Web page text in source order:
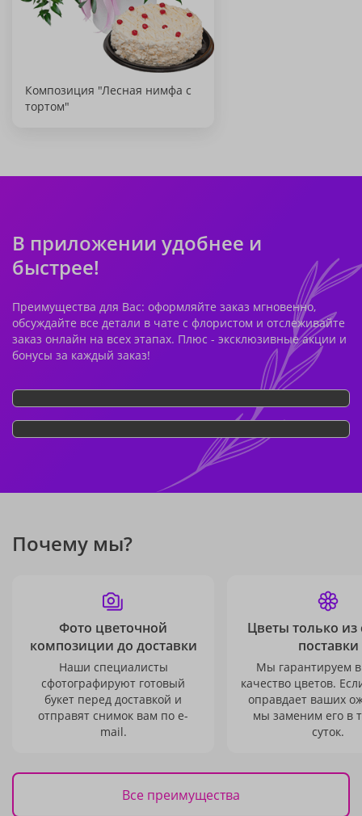
Композиция "Лесная нимфа с
тортом"
В приложении удобнее и
быстрее!
Преимущества для Вас: оформляйте заказ мгновенно,
обсуждайте все детали в чате с флористом и отслеживайте
заказ онлайн на всех этапах. Плюс - эксклюзивные акции и
бонусы за каждый заказ!
Почему мы?
Фото цветочной
композиции до доставки
Наши специалисты
сфотографируют готовый
букет перед доставкой и
отправят снимок вам по e-
mail.
Цветы только из
поставки
Мы гарантируем
качество цветов.
оправдает ваших
мы заменим его в
суток.
Все преимущества